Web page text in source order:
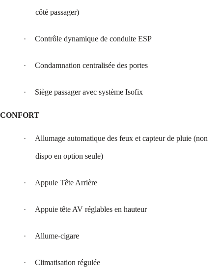
côté passager)
· Contrôle dynamique de conduite ESP
· Condamnation centralisée des portes
· Siège passager avec système Isofix
CONFORT
· Allumage automatique des feux et capteur de pluie (non
dispo en option seule)
· Appuie Tête Arrière
· Appuie tête AV réglables en hauteur
· Allume-cigare
· Climatisation régulée